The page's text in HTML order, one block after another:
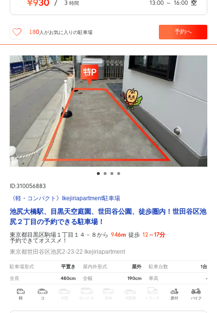
/ 3 時間 13:00 ～ 16:00 空
180 人がお気に入りの駐車場 予約へ
ID:310056883
《軽・コンパクト》Ikejiriapartment駐車場
池尻大橋駅、目黒天空庭園、世田谷公園、徒歩圏内！世田谷区池
尻２丁目の予約できる駐車場！
東京都目黒区駒場１丁目１４－８から 946m 徒歩 12～17分
予約できてオススメ！
東京都世田谷区池尻2-23-22 Ikejiriapartment
駐車場形式 平置き 屋内外形式 屋外 駐車台数 1台
全長 480cm 全幅 190cm 車高 -
軽 コ 中型 ボックス SUV 大型車 トラック 原付 バイク